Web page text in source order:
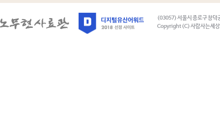
(03057) 서울시 종로구 창덕
Copyright (C) 사람사는세